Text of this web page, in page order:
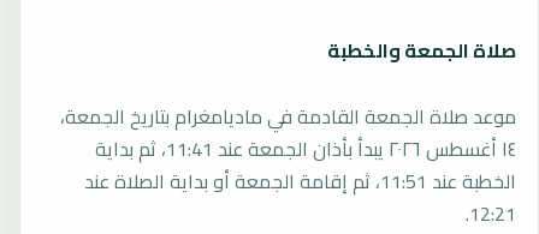
صلاة الجمعة والخطبة
موعد صلاة الجمعة القادمة في ماديامغرام بتاريخ الجمعة،
١٤ أغسطس ٢٠٢٦ يبدأ بأذان الجمعة عند 11:41، ثم بداية
الخطبة عند 11:51، ثم إقامة الجمعة أو بداية الصلاة عند
12:21.